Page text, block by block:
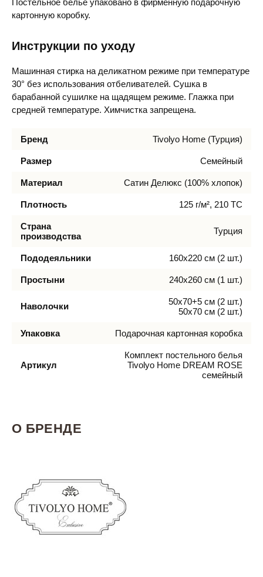
Постельное белье упаковано в фирменную подарочную
картонную коробку.
Инструкции по уходу
Машинная стирка на деликатном режиме при температуре
30° без использования отбеливателей. Сушка в
барабанной сушилке на щадящем режиме. Глажка при
средней температуре. Химчистка запрещена.
Бренд Tivolyo Home (Турция)
Размер Семейный
Материал Сатин Делюкс (100% хлопок)
Плотность 125 г/м², 210 TC
Страна
производства
Турция
Пододеяльники 160х220 см (2 шт.)
Простыни 240х260 см (1 шт.)
Наволочки
50х70+5 см (2 шт.)
50х70 см (2 шт.)
Упаковка Подарочная картонная коробка
Артикул
Комплект постельного белья
Tivolyo Home DREAM ROSE
семейный
О БРЕНДЕ